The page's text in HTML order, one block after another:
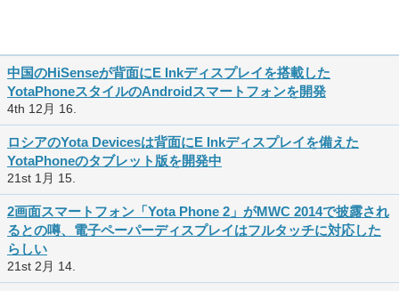
中国のHiSenseが背面にE Inkディスプレイを搭載した
YotaPhoneスタイルのAndroidスマートフォンを開発
4th 12月 16.
ロシアのYota Devicesは背面にE Inkディスプレイを備えた
YotaPhoneのタブレット版を開発中
21st 1月 15.
2画面スマートフォン「Yota Phone 2」がMWC 2014で披露され
るとの噂、電子ペーパーディスプレイはフルタッチに対応した
らしい
21st 2月 14.